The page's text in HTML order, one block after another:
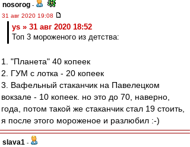
nosorog -
31 авг 2020 19:08
ys » 31 авг 2020 18:52
Топ 3 мороженого из детства:
1. "Планета" 40 копеек
2. ГУМ с лотка - 20 копеек
3. Вафельный стаканчик на Павелецком
вокзале - 10 копеек. но это до 70, наверно,
года, потом такой же стаканчик стал 19 стоить,
я после этого мороженое и разлюбил :-)
slava1 -